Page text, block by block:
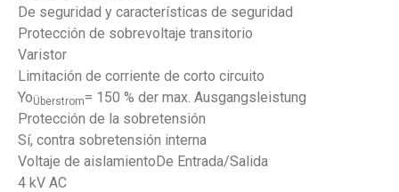
De seguridad y características de seguridad
Protección de sobrevoltaje transitorio
Varistor
Limitación de corriente de corto circuito
YoÜberstrom= 150 % der max. Ausgangsleistung
Protección de la sobretensión
Sí, contra sobretensión interna
Voltaje de aislamientoDe Entrada/Salida
4 kV AC